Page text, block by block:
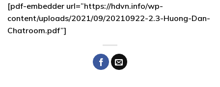
[pdf-embedder url=”https://hdvn.info/wp-
content/uploads/2021/09/20210922-2.3-Huong-Dan-
Chatroom.pdf”]